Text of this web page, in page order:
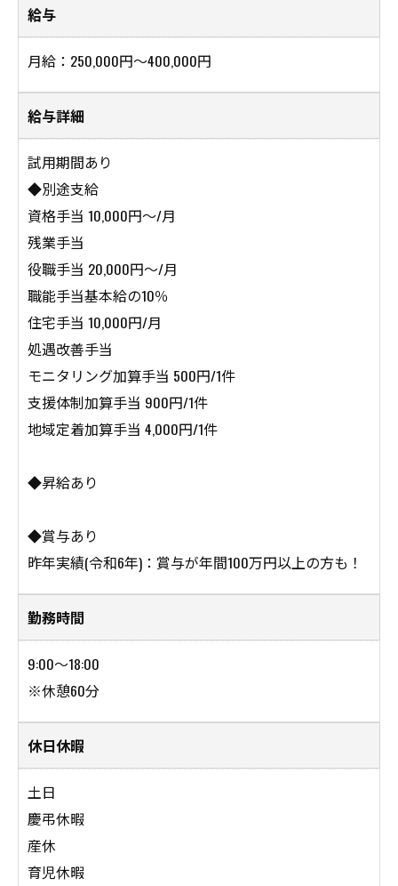
給与
月給：250,000円～400,000円
給与詳細
試用期間あり
◆別途支給
資格手当 10,000円～/月
残業手当
役職手当 20,000円～/月
職能手当基本給の10％
住宅手当 10,000円/月
処遇改善手当
モニタリング加算手当 500円/1件
支援体制加算手当 900円/1件
地域定着加算手当 4,000円/1件
◆昇給あり
◆賞与あり
昨年実績(令和6年)：賞与が年間100万円以上の方も！
勤務時間
9:00～18:00
※休憩60分
休日休暇
土日
慶弔休暇
産休
育児休暇